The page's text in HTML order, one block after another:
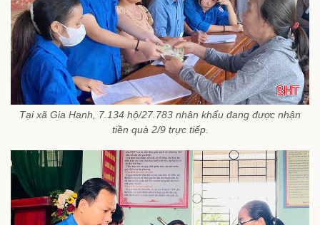
Tại xã Gia Hanh, 7.134 hộ/27.783 nhân khẩu đang được nhận
tiền quà 2/9 trực tiếp.